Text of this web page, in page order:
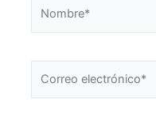
electrónico*